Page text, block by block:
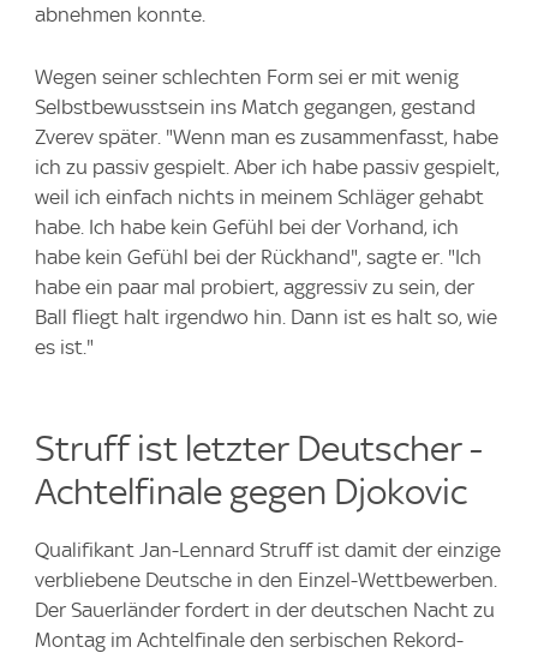
abnehmen konnte.
Wegen seiner schlechten Form sei er mit wenig
Selbstbewusstsein ins Match gegangen, gestand
Zverev später. "Wenn man es zusammenfasst, habe
ich zu passiv gespielt. Aber ich habe passiv gespielt,
weil ich einfach nichts in meinem Schläger gehabt
habe. Ich habe kein Gefühl bei der Vorhand, ich
habe kein Gefühl bei der Rückhand", sagte er. "Ich
habe ein paar mal probiert, aggressiv zu sein, der
Ball fliegt halt irgendwo hin. Dann ist es halt so, wie
es ist."
Struff ist letzter Deutscher -
Achtelfinale gegen Djokovic
Qualifikant Jan-Lennard Struff ist damit der einzige
verbliebene Deutsche in den Einzel-Wettbewerben.
Der Sauerländer fordert in der deutschen Nacht zu
Montag im Achtelfinale den serbischen Rekord-